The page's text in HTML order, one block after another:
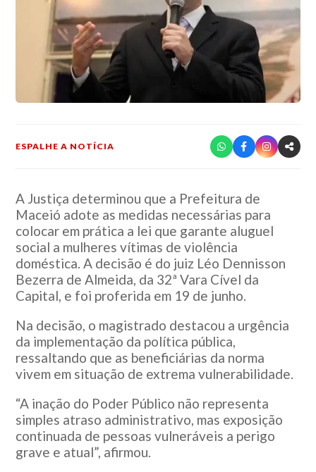
ESPALHE A NOTÍCIA
A Justiça determinou que a Prefeitura de
Maceió adote as medidas necessárias para
colocar em prática a lei que garante aluguel
social a mulheres vítimas de violência
doméstica. A decisão é do juiz Léo Dennisson
Bezerra de Almeida, da 32ª Vara Cível da
Capital, e foi proferida em 19 de junho.
Na decisão, o magistrado destacou a urgência
da implementação da política pública,
ressaltando que as beneficiárias da norma
vivem em situação de extrema vulnerabilidade.
“A inação do Poder Público não representa
simples atraso administrativo, mas exposição
continuada de pessoas vulneráveis a perigo
grave e atual”, afirmou.